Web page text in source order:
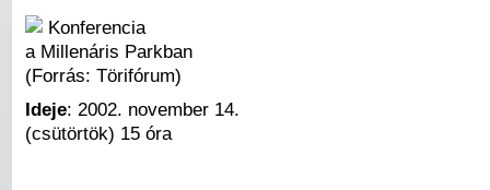
Konferencia
a Millenáris Parkban
(Forrás: Törifórum)
Ideje: 2002. november 14.
(csütörtök) 15 óra